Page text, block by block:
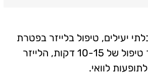
יעילים, טיפול בלייזר בפטרת
ציפורניים הוא מהיר, בטוח ויעיל ביותר. עם מספר פגישות מצומצם ומשך טיפול של 10-15 דקות, הלייזר
לוואי.